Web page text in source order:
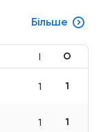
Більше
І О
1 1
1 1